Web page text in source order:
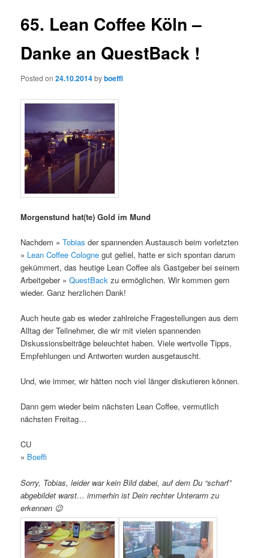
65. Lean Coffee Köln –
Danke an QuestBack !
Posted on24.10.2014byboeffi
Morgenstund hat(te) Gold im Mund
Nachdem »Tobias der spannenden Austausch beim vorletzten
» Lean Coffee Cologne gut gefiel, hatte er sich spontan darum
gekümmert, das heutige Lean Coffee als Gastgeber bei seinem
Arbeitgeber »QuestBack zu ermöglichen. Wir kommen gern
wieder. Ganz herzlichen Dank!
Auch heute gab es wieder zahlreiche Fragestellungen aus dem
Alltag der Teilnehmer, die wir mit vielen spannenden
Diskussionsbeiträge beleuchtet haben. Viele wertvolle Tipps,
Empfehlungen und Antworten wurden ausgetauscht.
Und, wie immer, wir hätten noch viel länger diskutieren können.
Dann gern wieder beim nächsten Lean Coffee, vermutlich
nächsten Freitag…
CU
» Boeffi
Sorry, Tobias, leider war kein Bild dabei, auf dem Du “scharf”
abgebildet warst… immerhin ist Dein rechter Unterarm zu
erkennen 😉